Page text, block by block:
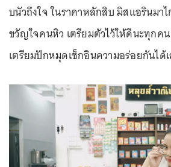
บนัวถึงใจ ในราคาหลักสิบ มิสแอรินมา
ขวัญใจคนหิว เตรียมตัวไว้ให้ดีนะทุกค
เตรียมปักหมุดเช็กอินความอร่อยกันได้